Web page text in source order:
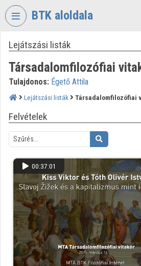
Fejléc kihagyása
BTK aloldala
VIDEOTORIUM
BÖLCSÉSZETTUDOMÁNYI
KUTATÓKÖZPONT
Kategóriák
Intézményi listák
Intézmények
Közreműködők
Lejátszási listák
Társadalomfilozófiai
Tulajdonos: Égető Attila
Lejátszási listák Társadalomfilozófiai
Felvételek
00:37:01